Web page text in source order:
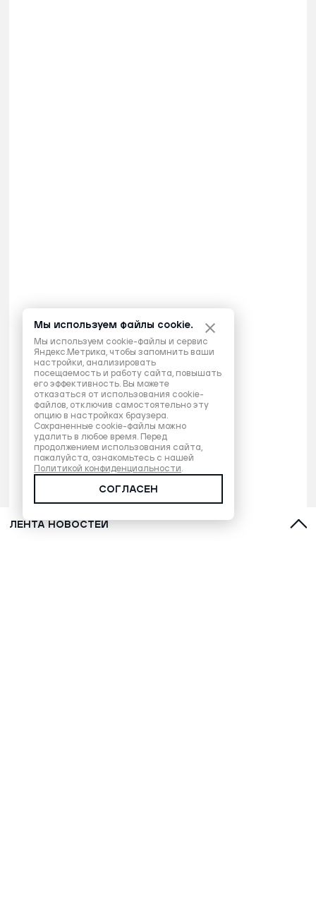
ЛЕНТА НОВОСТЕЙ
Мы используем файлы cookie.
Мы используем cookie-файлы и сервис
Яндекс.Метрика, чтобы запомнить ваши
настройки, анализировать
посещаемость и работу сайта, повышать
его эффективность. Вы можете
отказаться от использования cookie-
файлов, отключив самостоятельно эту
опцию в настройках браузера.
Сохраненные cookie-файлы можно
удалить в любое время. Перед
продолжением использования сайта,
пожалуйста, ознакомьтесь с нашей
Политикой конфиденциальности.
СОГЛАСЕН